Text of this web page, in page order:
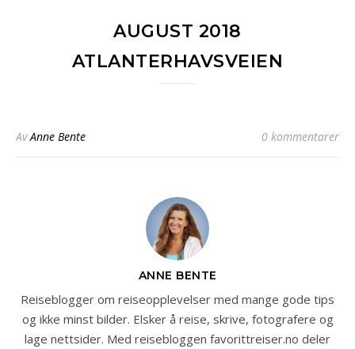
AUGUST 2018
ATLANTERHAVSVEIEN
AvAnne Bente 0 kommentarer
ANNE BENTE
Reiseblogger om reiseopplevelser med mange gode tips
og ikke minst bilder. Elsker å reise, skrive, fotografere og
lage nettsider. Med reisebloggen favorittreiser.no deler